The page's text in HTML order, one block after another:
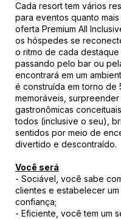
Cada resort tem vários
para eventos quanto
oferta Premium All
os hóspedes se
o ritmo de cada
passando pelo bar ou
encontrará em um
é construída em torno de
memoráveis,
gastronômicas
todos (inclusive o seu),
sentidos por meio de
divertido e descontraído.
Você será
- Sociável, você sabe
clientes e estabelecer
confiança;
- Eficiente, você tem um